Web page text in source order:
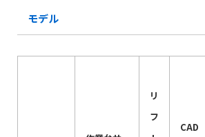
モデル
リ
フ
CAD